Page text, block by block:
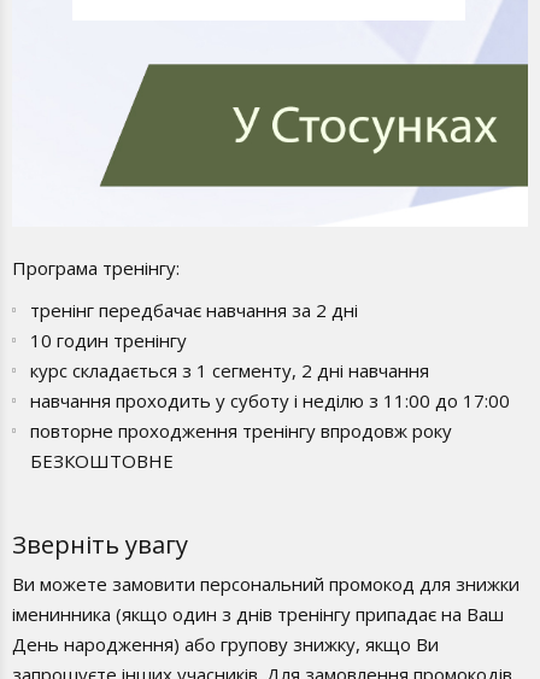
Програма тренінгу:
тренінг передбачає навчання за 2 дні
10 годин тренінгу
курс складається з 1 сегменту, 2 дні навчання
навчання проходить у суботу і неділю з 11:00 до 17:00
повторне проходження тренінгу впродовж року
БЕЗКОШТОВНЕ
Зверніть увагу
Ви можете замовити персональний промокод для знижки
іменинника (якщо один з днів тренінгу припадає на Ваш
День народження) або групову знижку, якщо Ви